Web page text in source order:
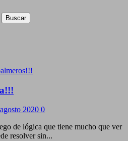
2020 0
de lógica que tiene mucho que ver
resolver sin...